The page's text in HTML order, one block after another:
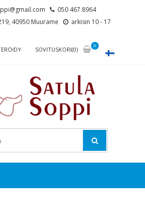
050 467 8964
40950 Muurame
arkisin 10 - 17
SOVITUSKORI(0)
0